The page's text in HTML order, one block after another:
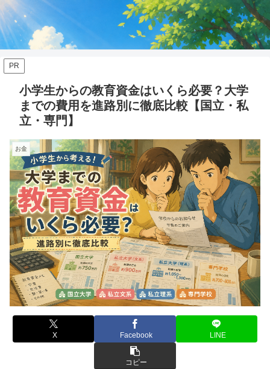
PR
小学生からの教育資金はいくら必要？大学
までの費用を進路別に徹底比較【国立・私
立・専門】
お金
X Facebook LINE
コピー